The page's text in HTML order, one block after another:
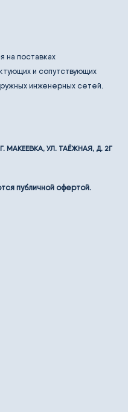
на поставках
и сопутствующих
инженерных сетей.
МАКЕЕВКА, УЛ. ТАЁЖНАЯ, Д. 2Г
публичной офертой.